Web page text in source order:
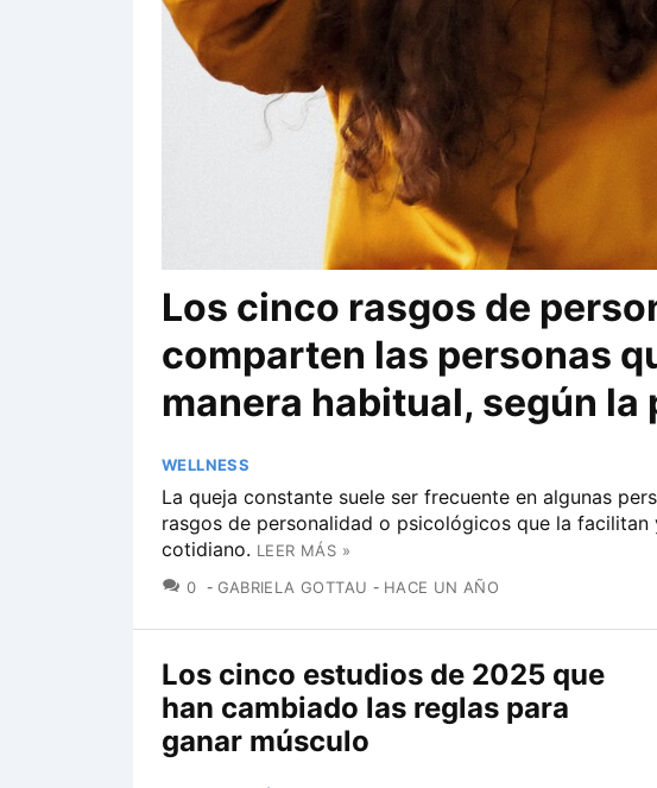
Los cinco rasgos de
comparten las personas
manera habitual, según la
WELLNESS
La queja constante suele ser frecuente en algunas
rasgos de personalidad o psicológicos que la facilitan
cotidiano. LEER MÁS »
0 COMENTARIOS
GABRIELA GOTTAU HACE UN AÑO
Los cinco estudios de 2025 que
han cambiado las reglas para
ganar músculo